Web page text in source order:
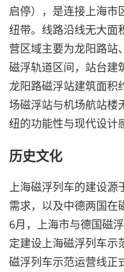
启停），是连接上海市
纽带。线路沿线无大面
营区域主要为龙阳路站
磁浮轨道区间，站台建
龙阳路磁浮站建筑面积
场磁浮站与机场航站楼
纽的功能性与现代设计
历史文化
上海磁浮列车的建设源
需求，以及中德两国在
6月，上海市与德国磁
定建设上海磁浮列车示
磁浮列车示范运营线正